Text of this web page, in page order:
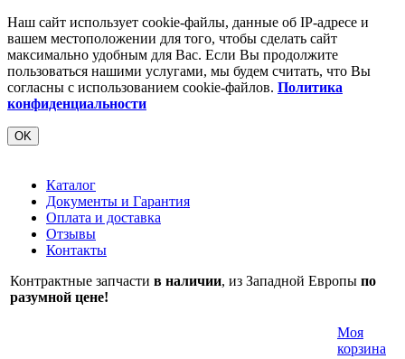
Наш сайт использует cookie-файлы, данные об IP-адресе и
вашем местоположении для того, чтобы сделать сайт
максимально удобным для Вас. Если Вы продолжите
пользоваться нашими услугами, мы будем считать, что Вы
согласны с использованием cookie-файлов. Политика
конфиденциальности
OK
Каталог
Документы и Гарантия
Оплата и доставка
Отзывы
Контакты
Контрактные запчасти в наличии, из Западной Европы по
разумной цене!
Моя
корзина